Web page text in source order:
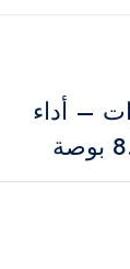
كهربائي بمحرك 350 وات – أداء